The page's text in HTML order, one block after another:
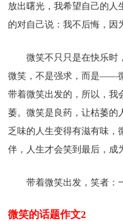
放出曙光，我希望自己的人
的对自己说：我不后悔，因
微笑不只只是在快乐时
微笑，不是强求，而是——
带着微笑出发的，所以，我
萎。微笑是良药，让枯萎的
乏味的人生变得有滋有味，
伴，人生才会笑到最后，成
带着微笑出发，笑者：
微笑的话题作文2